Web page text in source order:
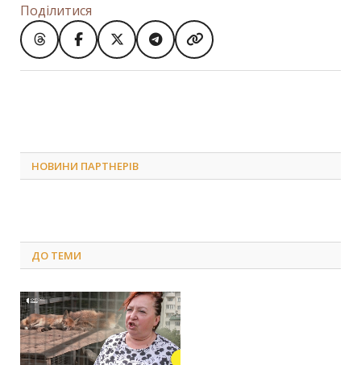
Поділитися
НОВИНИ ПАРТНЕРІВ
ДО ТЕМИ